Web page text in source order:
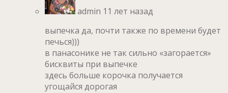
admin 11 лет назад
выпечка да, почти также по времени будет
печься)))
в панасонике не так сильно «загорается»
бисквиты при выпечке
здесь больше корочка получается
угощайся дорогая